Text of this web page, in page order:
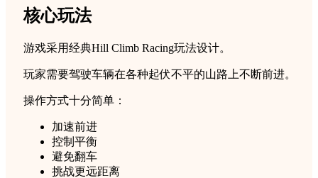
核心玩法
游戏采用经典Hill Climb Racing玩法设计。
玩家需要驾驶车辆在各种起伏不平的山路上不断前进。
操作方式十分简单：
加速前进
控制平衡
避免翻车
挑战更远距离